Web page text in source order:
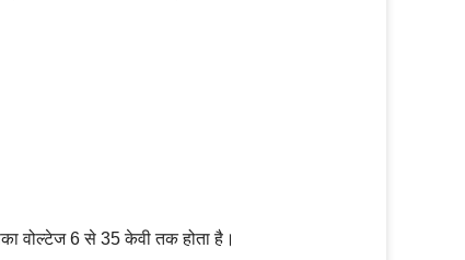
वोल्टेज 6 से 35 केवी तक होता है।